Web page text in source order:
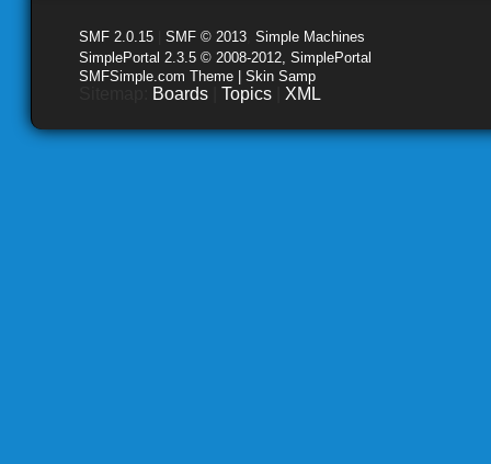
SMF 2.0.15 SMF © 2013 Simple Machines
SimplePortal 2.3.5 © 2008-2012, SimplePortal
SMFSimple.com Theme | Skin Samp
Boards Topics XML